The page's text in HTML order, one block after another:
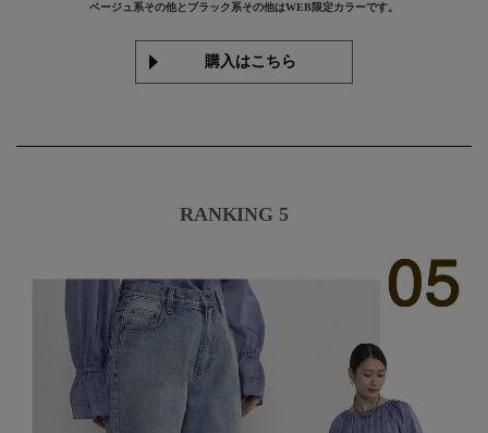
ベージュ系その他とブラック系その他はWEB限定カラーです。
購入はこちら
RANKING 5